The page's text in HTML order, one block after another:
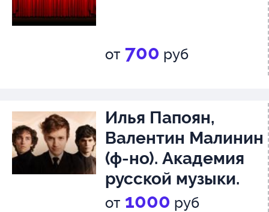
от 700 руб
Илья Папоян,
Валентин Малинин
(ф-но). Академия
русской музыки.
Дирижер - Иван
от 1000 руб